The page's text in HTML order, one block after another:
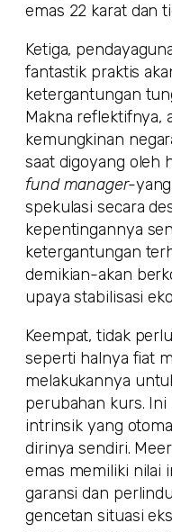
emas 22 karat dan
Ketiga,
fantastik praktis
ketergantungan
Makna reflektifnya,
kemungkinan
saat digoyang oleh
fund manager-
spekulasi secara
kepentingannya
ketergantungan
demikian-akan
upaya stabilisasi
Keempat, tidak
seperti halnya fiat
melakukannya
perubahan kurs. Ini
intrinsik yang
dirinya sendiri.
emas memiliki nilai
garansi dan
gencetan situasi